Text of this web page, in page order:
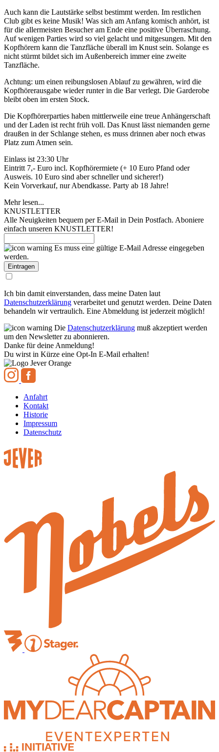
Auch kann die Lautstärke selbst bestimmt werden. Im restlichen
Club gibt es keine Musik! Was sich am Anfang komisch anhört, ist
für die allermeisten Besucher am Ende eine positive Überraschung.
Auf wenigen Parties wird so viel gelacht und mitgesungen. Mit den
Kopfhörern kann die Tanzfläche überall im Knust sein. Solange es
nicht stürmt bildet sich im Außenbereich immer eine zweite
Tanzfläche.
Achtung: um einen reibungslosen Ablauf zu gewähren, wird die
Kopfhörerausgabe wieder runter in die Bar verlegt. Die Garderobe
bleibt oben im ersten Stock.
Die Kopfhörerparties haben mittlerweile eine treue Anhängerschaft
und der Laden ist recht früh voll. Das Knust lässt niemanden gerne
draußen in der Schlange stehen, es muss drinnen aber noch etwas
Platz zum Atmen sein.
Einlass ist 23:30 Uhr
Eintritt 7,- Euro incl. Kopfhörermiete (+ 10 Euro Pfand oder
Ausweis. 10 Euro sind aber schneller und sicherer!)
Kein Vorverkauf, nur Abendkasse. Party ab 18 Jahre!
Mehr lesen...
KNUSTLETTER
Alle Neuigkeiten bequem per E-Mail in Dein Postfach. Aboniere
einfach unseren KNUSTLETTER!
Es muss eine gültige E-Mail Adresse eingegeben
werden.
Ich bin damit einverstanden, dass meine Daten laut
Datenschutzerklärung verarbeitet und genutzt werden. Deine Daten
behandeln wir vertraulich. Eine Abmeldung ist jederzeit möglich!
Die Datenschutzerklärung muß akzeptiert werden
um den Newsletter zu abonnieren.
Danke für deine Anmeldung!
Du wirst in Kürze eine Opt-In E-Mail erhalten!
Anfahrt
Kontakt
Historie
Impressum
Datenschutz